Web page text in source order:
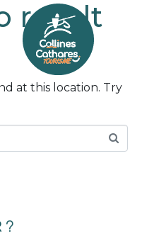
result
at this location. Try
?